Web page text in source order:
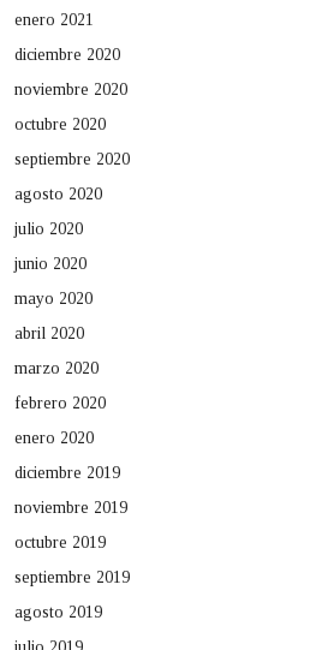
enero 2021
diciembre 2020
noviembre 2020
octubre 2020
septiembre 2020
agosto 2020
julio 2020
junio 2020
mayo 2020
abril 2020
marzo 2020
febrero 2020
enero 2020
diciembre 2019
noviembre 2019
octubre 2019
septiembre 2019
agosto 2019